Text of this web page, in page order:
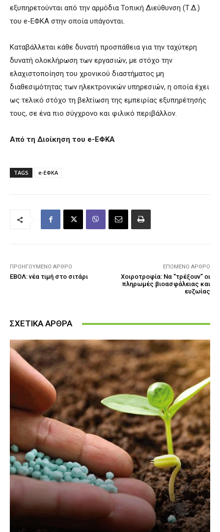
εξυπηρετούνται από την αρμόδια Τοπική Διεύθυνση (Τ.Δ.)
του e-ΕΦΚΑ στην οποία υπάγονται.
Καταβάλλεται κάθε δυνατή προσπάθεια για την ταχύτερη
δυνατή ολοκλήρωση των εργασιών, με στόχο την
ελαχιστοποίηση του χρονικού διαστήματος μη
διαθεσιμότητας των ηλεκτρονικών υπηρεσιών, η οποία έχει
ως τελικό στόχο τη βελτίωση της εμπειρίας εξυπηρέτησής
τους, σε ένα πιο σύγχρονο και φιλικό περιβάλλον.
Από τη Διοίκηση του e-ΕΦΚΑ
TAGS e-ΕΦΚΑ
ΠΡΟΗΓΟΎΜΕΝΟ ΆΡΘΡΟ
ΕΒΟΛ: νέα τιμή στο σιτάρι
ΕΠΌΜΕΝΟ ΆΡΘΡΟ
Χοιροτροφία: Να “τρέξουν” οι
πληρωμές βιοασφάλειας και
ευζωίας
ΣΧΕΤΙΚΑ ΑΡΘΡΑ